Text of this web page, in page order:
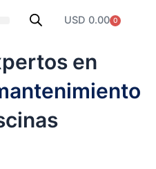
USD 0.00 0
Carrito
en